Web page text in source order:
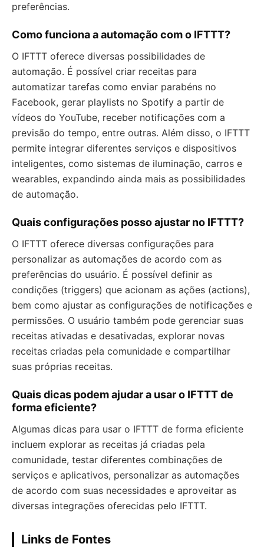
preferências.
Como funciona a automação com o IFTTT?
O IFTTT oferece diversas possibilidades de
automação. É possível criar receitas para
automatizar tarefas como enviar parabéns no
Facebook, gerar playlists no Spotify a partir de
vídeos do YouTube, receber notificações com a
previsão do tempo, entre outras. Além disso, o IFTTT
permite integrar diferentes serviços e dispositivos
inteligentes, como sistemas de iluminação, carros e
wearables, expandindo ainda mais as possibilidades
de automação.
Quais configurações posso ajustar no IFTTT?
O IFTTT oferece diversas configurações para
personalizar as automações de acordo com as
preferências do usuário. É possível definir as
condições (triggers) que acionam as ações (actions),
bem como ajustar as configurações de notificações e
permissões. O usuário também pode gerenciar suas
receitas ativadas e desativadas, explorar novas
receitas criadas pela comunidade e compartilhar
suas próprias receitas.
Quais dicas podem ajudar a usar o IFTTT de
forma eficiente?
Algumas dicas para usar o IFTTT de forma eficiente
incluem explorar as receitas já criadas pela
comunidade, testar diferentes combinações de
serviços e aplicativos, personalizar as automações
de acordo com suas necessidades e aproveitar as
diversas integrações oferecidas pelo IFTTT.
Links de Fontes